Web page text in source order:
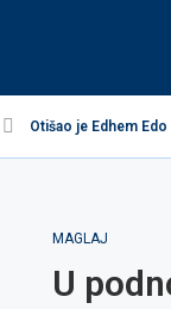
Otišao je Edhem
MAGLAJ
U